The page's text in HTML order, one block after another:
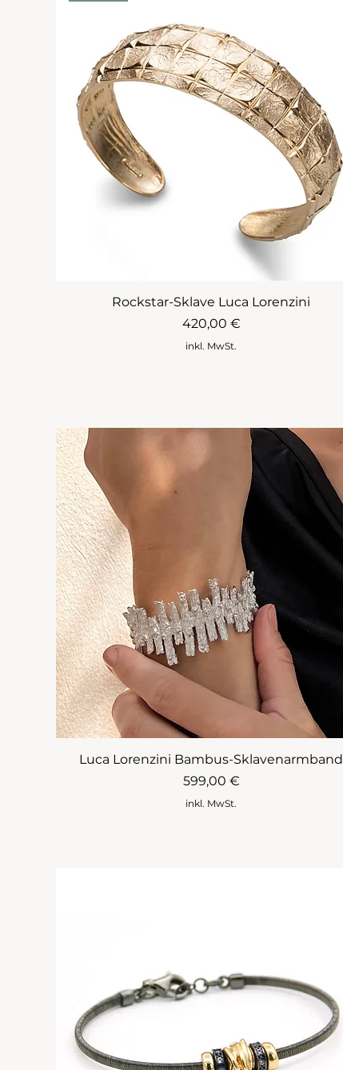
Rockstar-Sklave Luca Lorenzini
Preis
420,00 €
inkl. MwSt.
Luca Lorenzini Bambus-Sklavenarmband
Preis
599,00 €
inkl. MwSt.